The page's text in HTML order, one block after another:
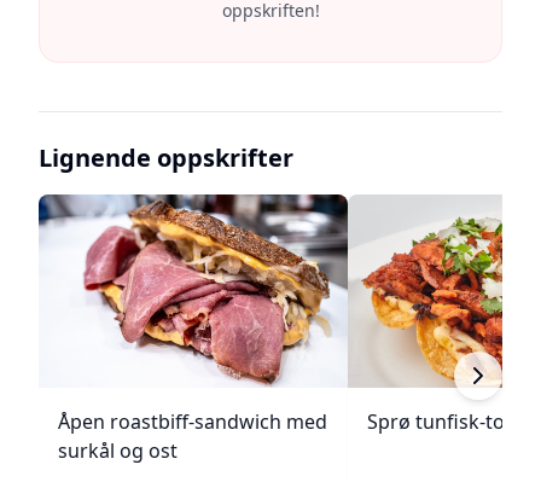
oppskriften!
Lignende oppskrifter
Åpen roastbiff-sandwich med
surkål og ost
Sprø tunfisk-